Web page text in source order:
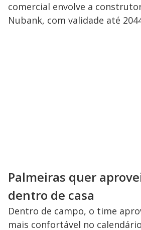
comercial envolve a
Nubank, com validade até
Palmeiras quer
dentro de casa
Dentro de campo, o time
mais confortável no